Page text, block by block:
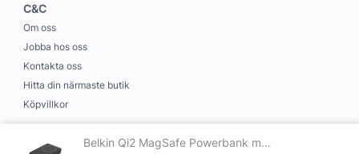
Belkin Qi2 MagSafe Powerbank med Kickstand 8000mAh - Svart
C&C
Om oss
Jobba hos oss
Kontakta oss
Hitta din närmaste butik
Köpvillkor
Information